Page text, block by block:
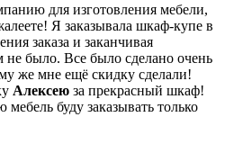
для изготовления мебели,
Я заказывала шкаф-купе в
заказа и заканчивая
было. Все было сделано очень
же мне ещё скидку сделали!
Алексею за прекрасный шкаф!
буду заказывать только